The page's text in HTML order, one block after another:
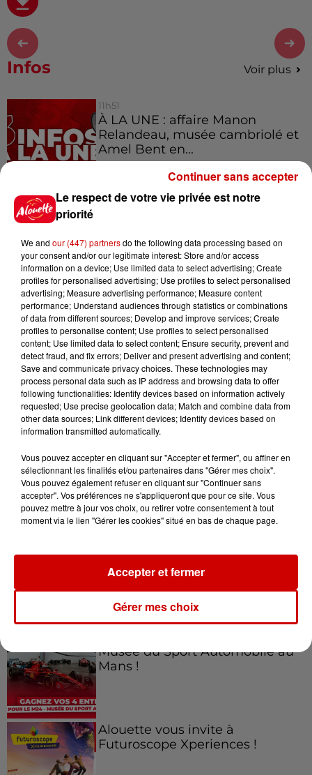
Infos Voir plus
11h51
À LA UNE : affaire Manon
Relandeau, musée cambriolé et
Amel Bent en...
14h03
11h18
Disparition de Manon
Relandeau : sa mère réclame
l’intervention...
10h31
Corrèze : le Musée Jacques
Chirac cambriolé pour la
troisième fois...
Jeux Voir plus
Festival du Roi Arthur 2026 !
Musée du Sport Automobile au
Mans !
Alouette vous invite à
Futuroscope Xperiences !
Le respect de votre vie privée est notre
priorité
We and our (447) partnersdo the following data processing based on
your consent and/or our legitimate interest: Store and/or access
information on a device; Use limited data to select advertising; Create
profiles for personalised advertising; Use profiles to select personalised
advertising; Measure advertising performance; Measure content
performance; Understand audiences through statistics or combinations
of data from different sources; Develop and improve services; Create
profiles to personalise content; Use profiles to select personalised
content; Use limited data to select content; Ensure security, prevent and
detect fraud, and fix errors; Deliver and present advertising and content;
Save and communicate privacy choices. These technologies may
process personal data such as IP address and browsing data to offer
following functionalities: Identify devices based on information actively
requested; Use precise geolocation data; Match and combine data from
other data sources; Link different devices; Identify devices based on
information transmitted automatically.
Vous pouvez accepter en cliquant sur "Accepter et fermer", ou affiner en
sélectionnant les finalités et/ou partenaires dans "Gérer mes choix".
Vous pouvez également refuser en cliquant sur "Continuer sans
accepter". Vos préférences ne s'appliqueront que pour ce site. Vous
pouvez mettre à jour vos choix, ou retirer votre consentement à tout
moment via le lien "Gérer les cookies" situé en bas de chaque page.
Gérer mes choix
Accepter et fermer
Continuer sans accepter